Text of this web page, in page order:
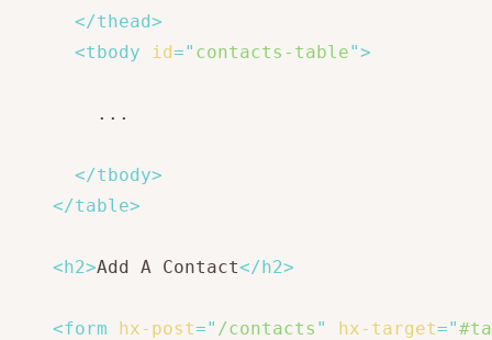
</thead>
<tbody id=" contacts-table">
        ...
</tbody>
</table>
<h2>Add A Contact</h2>
<form hx-post=" /contacts " hx-target="